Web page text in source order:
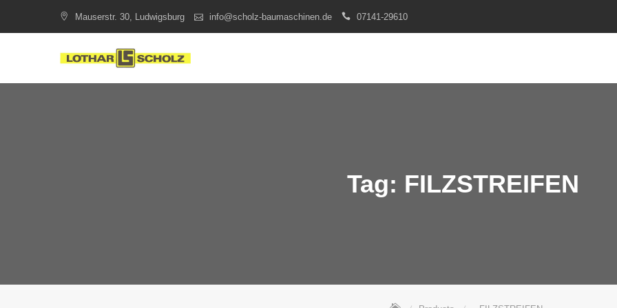
Mauserstr. 30, Ludwigsburg info@scholz-baumaschinen.de 07141-29610
Tag: FILZSTREIFEN